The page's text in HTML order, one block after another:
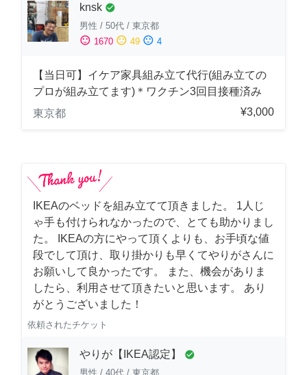
knsk check_circle
男性 / 50代 / 東京都
sentiment_satisfied 1670 sentiment_neutral 49 sentiment_dissatisfied 4
【当日可】イケア家具組み立て代行(組み立ての
プロが組み立てます)＊ワクチン3回目接種済み
東京都
¥3,000
IKEAのベッドを組み立てて頂きました。 1人じ
ゃ手も付けられなかったので、とても助かりまし
た。 IKEAの方にやって頂くよりも、お手頃な値
段でして頂け、取り掛かりも早くてやりがさんに
お願いして良かったです。 また、機会がありま
したら、利用させて頂きたいと思います。 あり
がとうございました！
依頼されたチケット
やりが【IKEA認定】 check_circle
男性 / 40代 / 東京都